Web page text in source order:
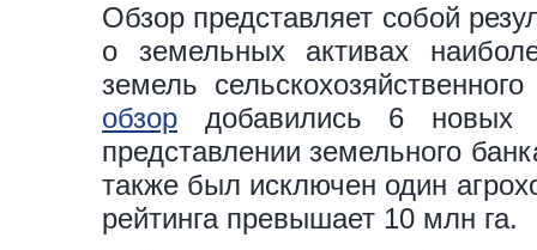
Обзор представляет собой
о земельных активах
земель
обзор добавились 6 новых
представлении земельного
также был исключен один
рейтинга превышает 10 млн га.